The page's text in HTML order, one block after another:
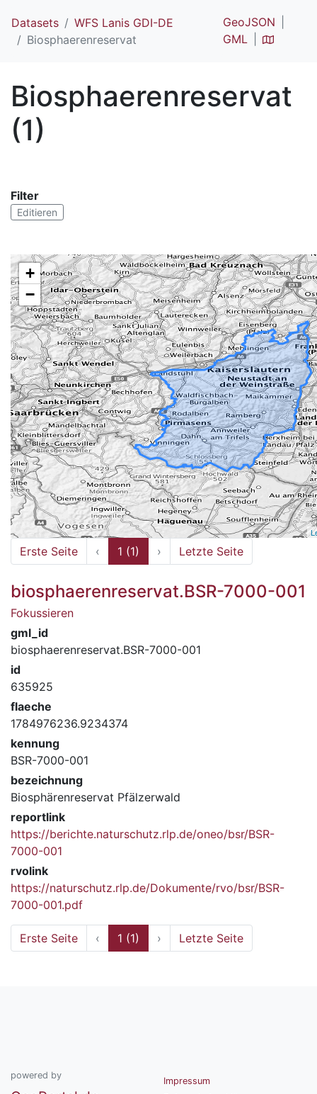
Datasets
WFS Lanis GDI-DE
Biosphaerenreservat
GeoJSON
GML
Biosphaerenreservat
(1)
Filter
Editieren
+
−
Erste Seite ‹ 1 (1) › Letzte Seite
biosphaerenreservat.BSR-7000-001
Fokussieren
gml_id
biosphaerenreservat.BSR-7000-001
id
635925
flaeche
1784976236.9234374
kennung
BSR-7000-001
bezeichnung
Biosphärenreservat Pfälzerwald
reportlink
https://berichte.naturschutz.rlp.de/oneo/bsr/BSR-
7000-001
rvolink
https://naturschutz.rlp.de/Dokumente/rvo/bsr/BSR-
7000-001.pdf
Erste Seite ‹ 1 (1) › Letzte Seite
powered by
Impressum